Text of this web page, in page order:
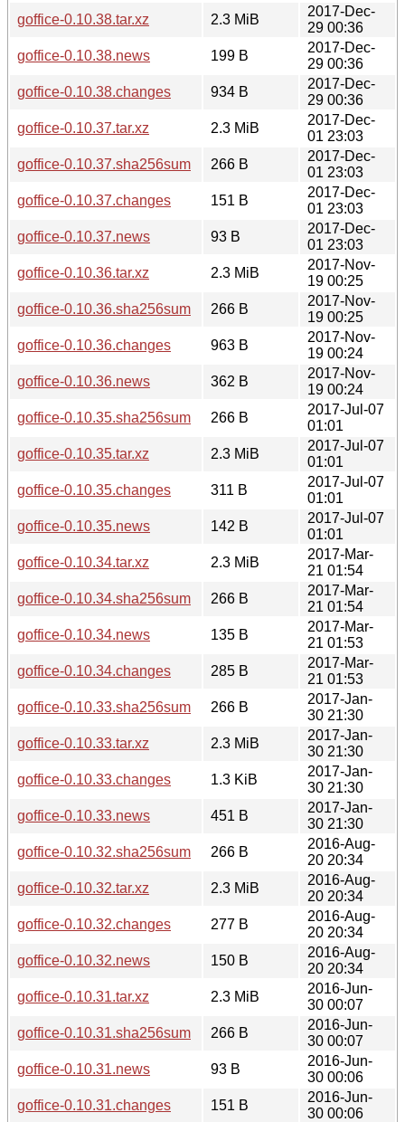
goffice-0.10.38.tar.xz
2.3 MiB
2017-Dec-
29 00:36
goffice-0.10.38.news
199 B
2017-Dec-
29 00:36
goffice-0.10.38.changes
934 B
2017-Dec-
29 00:36
goffice-0.10.37.tar.xz
2.3 MiB
2017-Dec-
01 23:03
goffice-0.10.37.sha256sum
266 B
2017-Dec-
01 23:03
goffice-0.10.37.changes
151 B
2017-Dec-
01 23:03
goffice-0.10.37.news
93 B
2017-Dec-
01 23:03
goffice-0.10.36.tar.xz
2.3 MiB
2017-Nov-
19 00:25
goffice-0.10.36.sha256sum
266 B
2017-Nov-
19 00:25
goffice-0.10.36.changes
963 B
2017-Nov-
19 00:24
goffice-0.10.36.news
362 B
2017-Nov-
19 00:24
goffice-0.10.35.sha256sum
266 B
2017-Jul-07
01:01
goffice-0.10.35.tar.xz
2.3 MiB
2017-Jul-07
01:01
goffice-0.10.35.changes
311 B
2017-Jul-07
01:01
goffice-0.10.35.news
142 B
2017-Jul-07
01:01
goffice-0.10.34.tar.xz
2.3 MiB
2017-Mar-
21 01:54
goffice-0.10.34.sha256sum
266 B
2017-Mar-
21 01:54
goffice-0.10.34.news
135 B
2017-Mar-
21 01:53
goffice-0.10.34.changes
285 B
2017-Mar-
21 01:53
goffice-0.10.33.sha256sum
266 B
2017-Jan-
30 21:30
goffice-0.10.33.tar.xz
2.3 MiB
2017-Jan-
30 21:30
goffice-0.10.33.changes
1.3 KiB
2017-Jan-
30 21:30
goffice-0.10.33.news
451 B
2017-Jan-
30 21:30
goffice-0.10.32.sha256sum
266 B
2016-Aug-
20 20:34
goffice-0.10.32.tar.xz
2.3 MiB
2016-Aug-
20 20:34
goffice-0.10.32.changes
277 B
2016-Aug-
20 20:34
goffice-0.10.32.news
150 B
2016-Aug-
20 20:34
goffice-0.10.31.tar.xz
2.3 MiB
2016-Jun-
30 00:07
goffice-0.10.31.sha256sum
266 B
2016-Jun-
30 00:07
goffice-0.10.31.news
93 B
2016-Jun-
30 00:06
goffice-0.10.31.changes
151 B
2016-Jun-
30 00:06